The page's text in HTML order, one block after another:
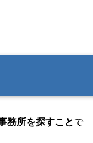
務所を探すことで